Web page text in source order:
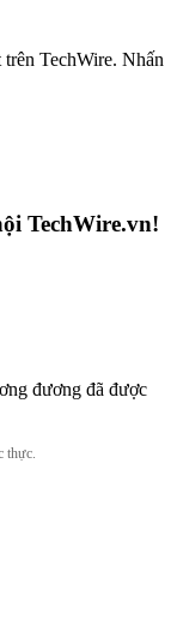
TechWire. Nhấn
TechWire.vn!
đương đã được
thực.